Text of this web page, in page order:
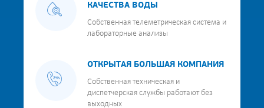
КАЧЕСТВА ВОДЫ
Собственная телеметрическая система и
лабораторные анализы
ОТКРЫТАЯ БОЛЬШАЯ КОМПАНИЯ
Собственная техническая и
диспетчерская службы работают без
выходных